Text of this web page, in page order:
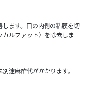
ます。口の内側の粘膜を切
カルファット）を除去しま
途麻酔代がかかります。